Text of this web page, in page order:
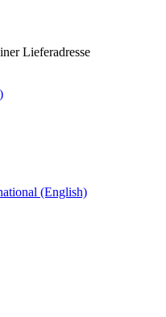
Lieferadresse
(English)